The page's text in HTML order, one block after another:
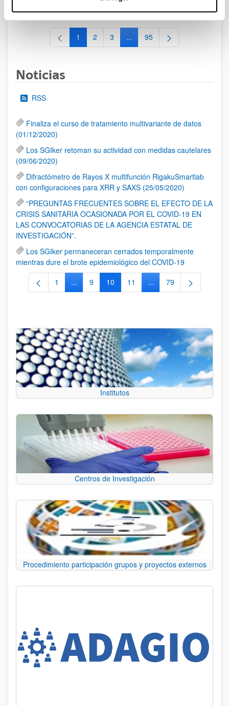
al 30/07/2026 (ambos incluídos)
Página
1 Página
2 Página
3 ...Páginas intermedias Use TAB
Página
95
Noticias
RSS
Finaliza el curso de tratamiento multivariante de datos
(01/12/2020)
Los SGIker retoman su actividad con medidas cautelares
(09/06/2020)
Difractómetro de Rayos X multifunción RigakuSmartlab
con configuraciones para XRR y SAXS (25/05/2020)
“PREGUNTAS FRECUENTES SOBRE EL EFECTO DE LA
CRISIS SANITARIA OCASIONADA POR EL COVID-19 EN
LAS CONVOCATORIAS DE LA AGENCIA ESTATAL DE
INVESTIGACIÓN”.
Los SGIker permaneceran cerrados temporalmente
mientras dure el brote epidemiológico del COVID-19
Página
1 ...Páginas intermedias Use TAB para
Página
9 Página
10 Página
11 ...Páginas intermedias
Página
79
Institutos
Centros de Investigación
Procedimiento participación grupos y proyectos externos